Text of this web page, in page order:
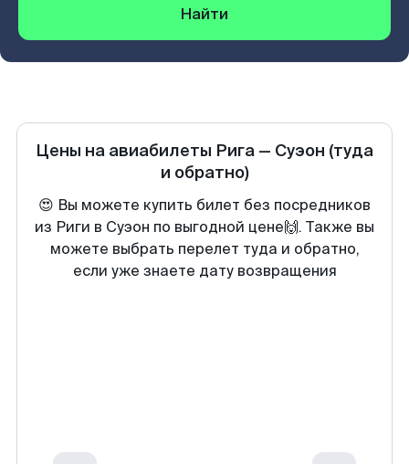
Найти
Цены на авиабилеты Рига — Суэон (туда
и обратно)
😍 Вы можете купить билет без посредников
из Риги в Суэон по выгодной цене🙌. Также вы
можете выбрать перелет туда и обратно,
если уже знаете дату возвращения